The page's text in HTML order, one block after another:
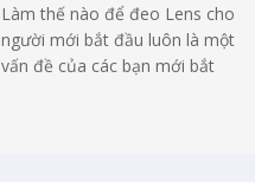
Làm thế nào để đeo Lens cho
người mới bắt đầu luôn là một
vấn đề của các bạn mới bắt